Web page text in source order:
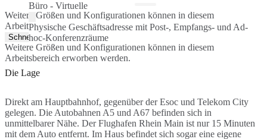
Büro - Virtuelle
Physische Geschäftsadresse mit Post-, Empfangs- und Ad-
hoc-Konferenzräume
Weitere Größen und Konfigurationen können in diesem
Arbeitsbereich erworben werden.
Schnellangebot
Weitere Größen und Konfigurationen können in diesem
Arbeitsbereich erworben werden.
Die Lage
Direkt am Hauptbahnhof, gegenüber der Esoc und Telekom City
gelegen. Die Autobahnen A5 und A67 befinden sich in
unmittelbarer Nähe. Der Flughafen Rhein Main ist nur 15 Minuten
mit dem Auto entfernt. Im Haus befindet sich sogar eine eigene